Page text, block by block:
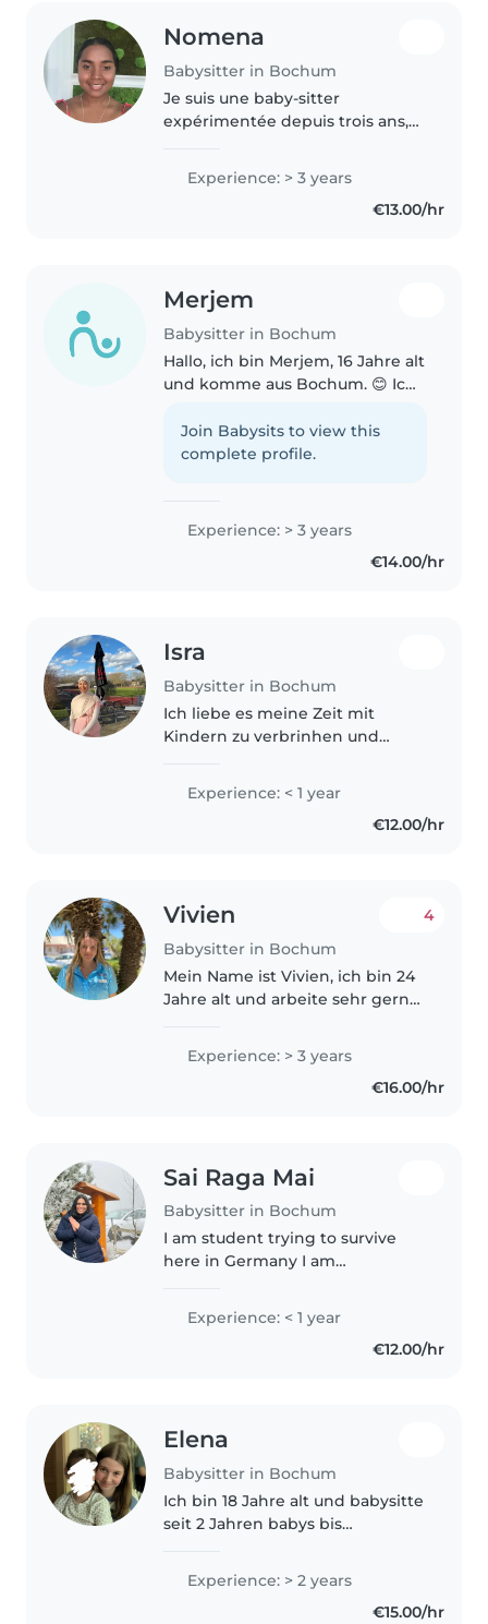
Nomena
Babysitter in Bochum
Je suis une baby-sitter
expérimentée depuis trois ans,
enfants de 0 à 12 ans. Disponible
à votre domicile, je parle
allemand et français avec ais
Experience: > 3 years
€13.00/hr
Merjem
Babysitter in Bochum
Hallo, ich bin Merjem, 16 Jahre alt
und komme aus Bochum. 😊 Ich
und verantwortungsbewusste
Person. Als Tante von fünf
Join Babysits to view this
complete profile.
Experience: > 3 years
€14.00/hr
Isra
Babysitter in Bochum
Ich liebe es meine Zeit mit
Kindern zu verbrinhen und
unternehmen. Außerdem würde
es mir sehr viel Spaß machen auf
sie aufzupassen und mit ihnen
Experience: < 1 year
€12.00/hr
Vivien
Babysitter in Bochum
4
Mein Name ist Vivien, ich bin 24
Jahre alt und arbeite sehr gerne
es liebe, eine sichere, fröhliche
Experience: > 3 years
€16.00/hr
Sai Raga Mai
Babysitter in Bochum
I am student trying to survive
here in Germany I am
have so many little kids of sister I
used to take care of them so I do
have experience in taking care..
Experience: < 1 year
€12.00/hr
Elena
Babysitter in Bochum
Ich bin 18 Jahre alt und babysitte
seit 2 Jahren babys bis
daran und verbringe deshalb viel
Zeit damit.
Experience: > 2 years
€15.00/hr